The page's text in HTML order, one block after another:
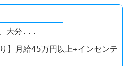
大分...
】月給45万円以上+インセンテ